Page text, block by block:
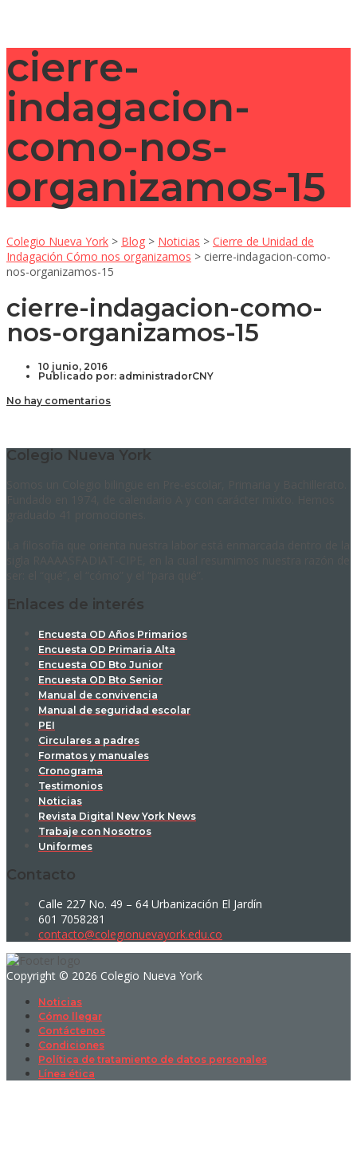
cierre-
indagacion-
como-nos-
organizamos-15
Colegio Nueva York > Blog > Noticias > Cierre de Unidad de
Indagación Cómo nos organizamos > cierre-indagacion-como-
nos-organizamos-15
cierre-indagacion-como-
nos-organizamos-15
10 junio, 2016
Publicado por: administradorCNY
No hay comentarios
Colegio Nueva York
Enlaces de interés
Encuesta OD Años Primarios
Encuesta OD Primaria Alta
Encuesta OD Bto Junior
Encuesta OD Bto Senior
Manual de convivencia
Manual de seguridad escolar
PEI
Circulares a padres
Formatos y manuales
Cronograma
Testimonios
Noticias
Revista Digital New York News
Trabaje con Nosotros
Uniformes
Contacto
Calle 227 No. 49 – 64 Urbanización El Jardín
601 7058281
contacto@colegionuevayork.edu.co
Copyright © 2026 Colegio Nueva York
Noticias
Cómo llegar
Contáctenos
Condiciones
Política de tratamiento de datos personales
Línea ética